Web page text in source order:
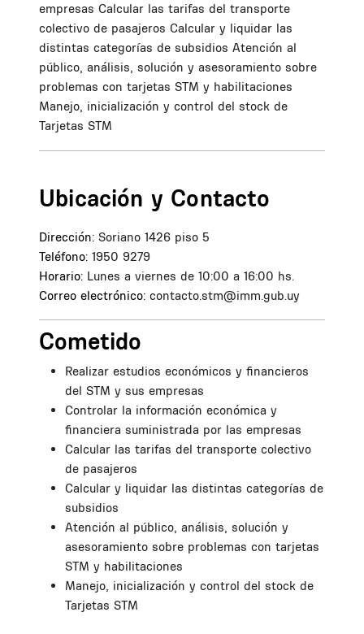
empresas Calcular las tarifas del transporte
colectivo de pasajeros Calcular y liquidar las
distintas categorías de subsidios Atención al
público, análisis, solución y asesoramiento sobre
problemas con tarjetas STM y habilitaciones
Manejo, inicialización y control del stock de
Tarjetas STM
Ubicación y Contacto
Dirección: Soriano 1426 piso 5
Teléfono: 1950 9279
Horario: Lunes a viernes de 10:00 a 16:00 hs.
Correo electrónico: contacto.stm@imm.gub.uy
Cometido
Realizar estudios económicos y financieros
del STM y sus empresas
Controlar la información económica y
financiera suministrada por las empresas
Calcular las tarifas del transporte colectivo
de pasajeros
Calcular y liquidar las distintas categorías de
subsidios
Atención al público, análisis, solución y
asesoramiento sobre problemas con tarjetas
STM y habilitaciones
Manejo, inicialización y control del stock de
Tarjetas STM